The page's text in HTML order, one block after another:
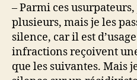
– Parmi ces
plusieurs, mais je les
silence, car il est
infractions reçoivent
que les suivantes. Mais